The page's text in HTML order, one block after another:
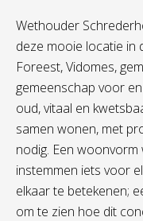
Wethouder
deze mooie locatie in
Foreest, Vidomes,
gemeenschap voor
oud, vitaal en
samen wonen, met
nodig. Een
instemmen iets voor
elkaar te betekenen;
om te zien hoe dit